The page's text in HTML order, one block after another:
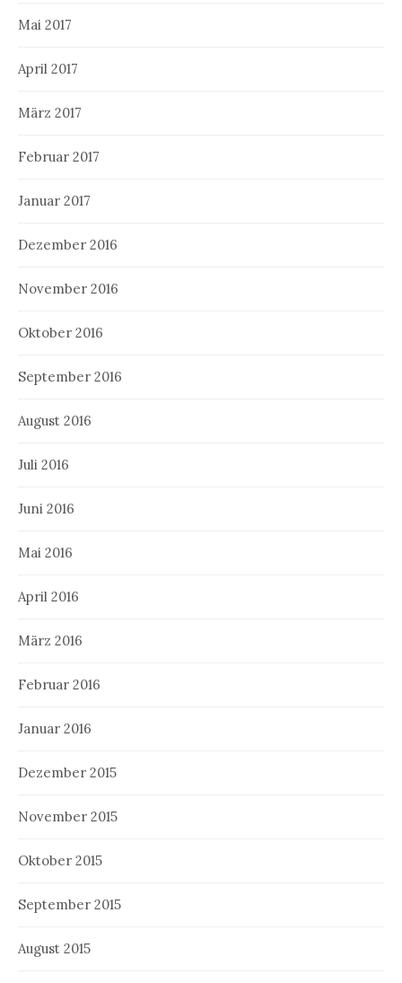
Mai 2017
April 2017
März 2017
Februar 2017
Januar 2017
Dezember 2016
November 2016
Oktober 2016
September 2016
August 2016
Juli 2016
Juni 2016
Mai 2016
April 2016
März 2016
Februar 2016
Januar 2016
Dezember 2015
November 2015
Oktober 2015
September 2015
August 2015